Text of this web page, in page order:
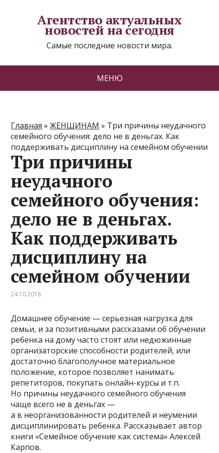
Агентство актуальных
новостей на сегодня
Самые последние новости мира.
МЕНЮ
Главная »ЖЕНЩИНАМ » Три причины неудачного
семейного обучения: дело не в деньгах. Как
поддерживать дисциплину на семейном обучении
Три причины
неудачного
семейного обучения:
дело не в деньгах.
Как поддерживать
дисциплину на
семейном обучении
24.10.2018
Домашнее обучение — серьезная нагрузка для
семьи, и за позитивными рассказами об обучении
ребенка на дому часто стоят или недюжинные
организаторские способности родителей, или
достаточно благополучное материальное
положение, которое позволяет нанимать
репетиторов, покупать онлайн-курсы и т.п.
Но причины неудачного семейного обучения
чаще всего не в деньгах —
а в неорганизованности родителей и неумении
дисциплинировать ребенка. Рассказывает автор
книги «Семейное обучение как система» Алексей
Карпов.